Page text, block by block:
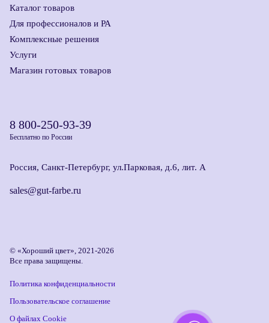
Каталог товаров
Для профессионалов и РА
Комплексные решения
Услуги
Магазин готовых товаров
8 800-250-93-39
Бесплатно по России
Россия, Санкт-Петербург, ул.Парковая, д.6, лит. А
sales@gut-farbe.ru
© «Хороший цвет», 2021-2026
Все права защищены.
Политика конфиденциальности
Пользовательское соглашение
О файлах Cookie